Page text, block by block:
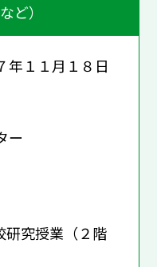
ど）
年１１月１８日
ー
究授業（２階